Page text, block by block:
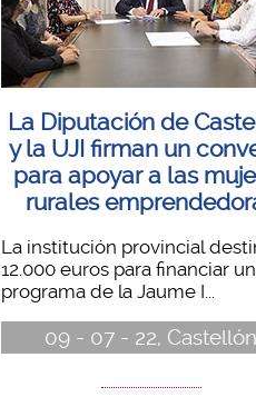
La Diputación de
y la UJI firman un
para apoyar a las
rurales
La institución provincial
12.000 euros para financiar un
programa de la Jaume I...
09 - 07 - 22,